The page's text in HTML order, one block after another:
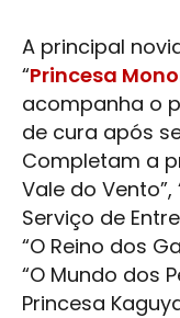
A principal
“Princesa
acompanha o
de cura após
Completam a
Vale do Vento”,
Serviço de
“O Reino dos
“O Mundo dos
Princesa